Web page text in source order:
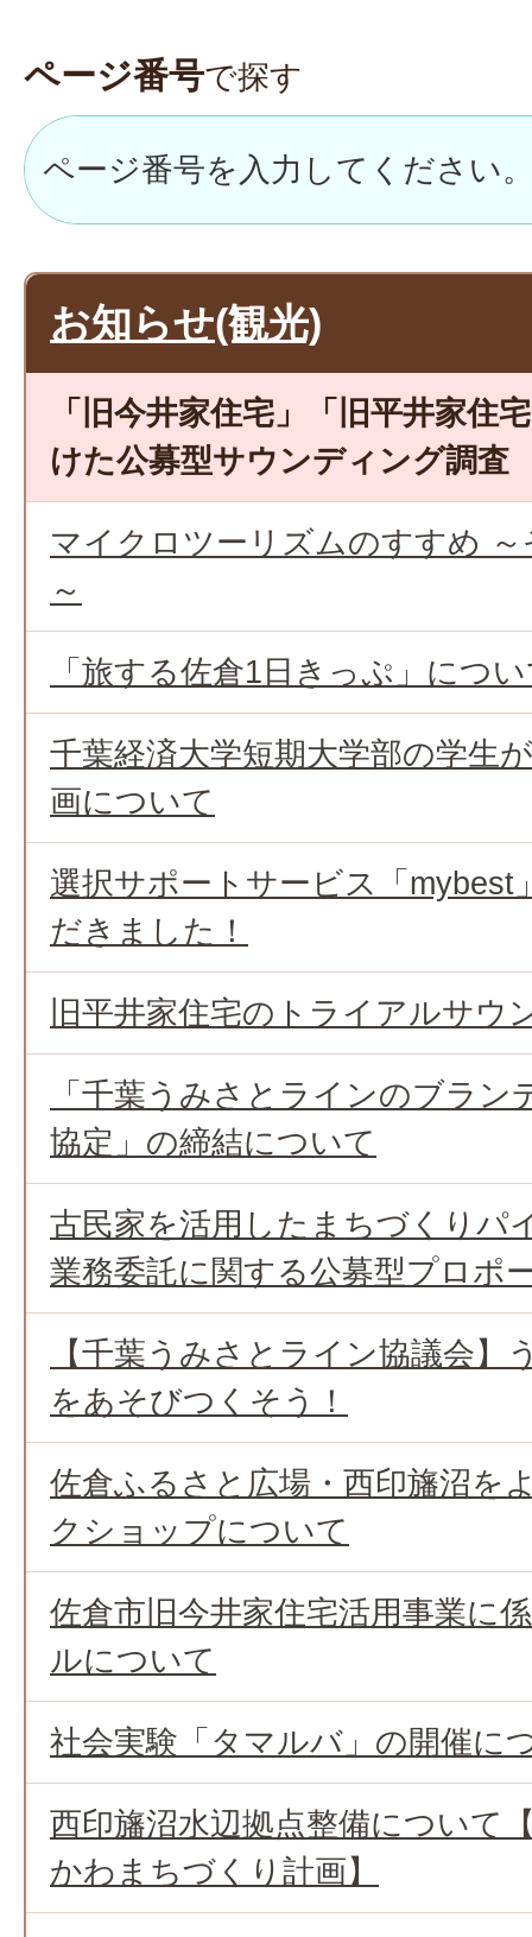
ページ番号で探す
お知らせ(観光)
「旧今井家住宅」「旧平井家住
けた公募型サウンディング調査
マイクロツーリズムのすすめ
～
「旅する佐倉1日きっぷ」につ
千葉経済大学短期大学部の学生
画について
選択サポートサービス「mybest
だきました！
旧平井家住宅のトライアルサウ
「千葉うみさとラインのブラ
協定」の締結について
古民家を活用したまちづくりパ
業務委託に関する公募型プロポ
【千葉うみさとライン協議会】
をあそびつくそう！
佐倉ふるさと広場・西印旛沼を
クショップについて
佐倉市旧今井家住宅活用事業に
ルについて
社会実験「タマルバ」の開催に
西印旛沼水辺拠点整備について
かわまちづくり計画】